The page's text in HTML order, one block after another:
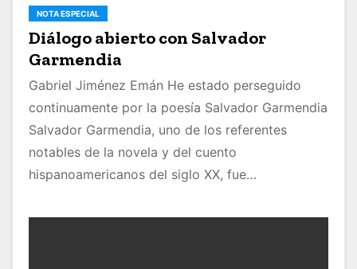
NOTA ESPECIAL
Diálogo abierto con Salvador
Garmendia
Gabriel Jiménez Emán He estado perseguido
continuamente por la poesía Salvador Garmendia
Salvador Garmendia, uno de los referentes
notables de la novela y del cuento
hispanoamericanos del siglo XX, fue…